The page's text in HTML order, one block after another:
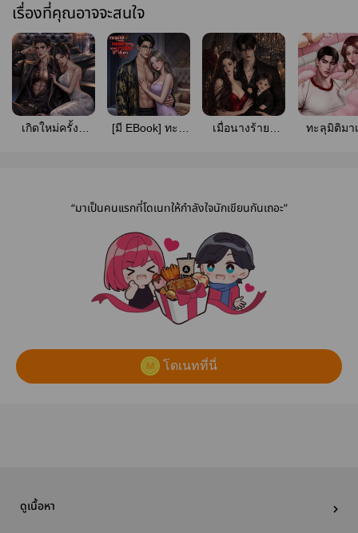
เรื่องที่คุณอาจจะสนใจ
เกิดใหม่ครั้งนี้
[มี EBook] ทะลุ
เมื่อนางร้ายรู้
ทะลุมิติมา
“มาเป็นคนแรกที่โดเนทให้กำลังใจนักเขียนกันเถอะ”
โดเนทที่นี่
ดูเนื้อหา